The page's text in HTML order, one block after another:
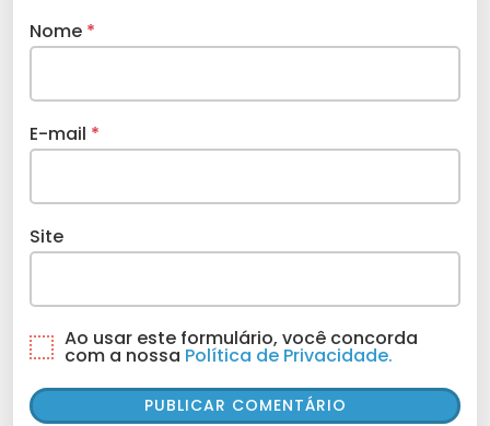
Nome *
E-mail *
Site
Ao usar este formulário, você concorda
com a nossa Política de Privacidade.